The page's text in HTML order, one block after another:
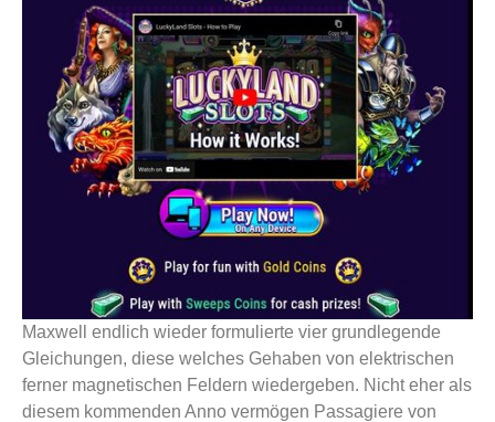
Maxwell endlich wieder formulierte vier grundlegende
Gleichungen, diese welches Gehaben von elektrischen
ferner magnetischen Feldern wiedergeben. Nicht eher als
diesem kommenden Anno vermögen Passagiere von